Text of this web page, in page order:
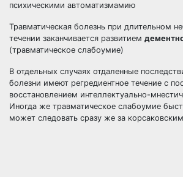
психическими автоматизмамию
Травматическая болезнь при длительном
течении заканчивается развитием
(травматическое слабоумие)
В отдельных случаях отдаленные
болезни имеют регредиентное течение с
восстановлением интеллектуально-
Иногда же травматическое слабоумие
может следовать сразу же за